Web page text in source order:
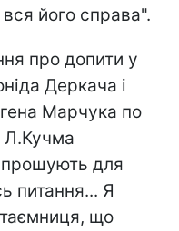
його справа".
про допити у
Деркача і
Марчука по
Л.Кучма
для
питання... Я
що